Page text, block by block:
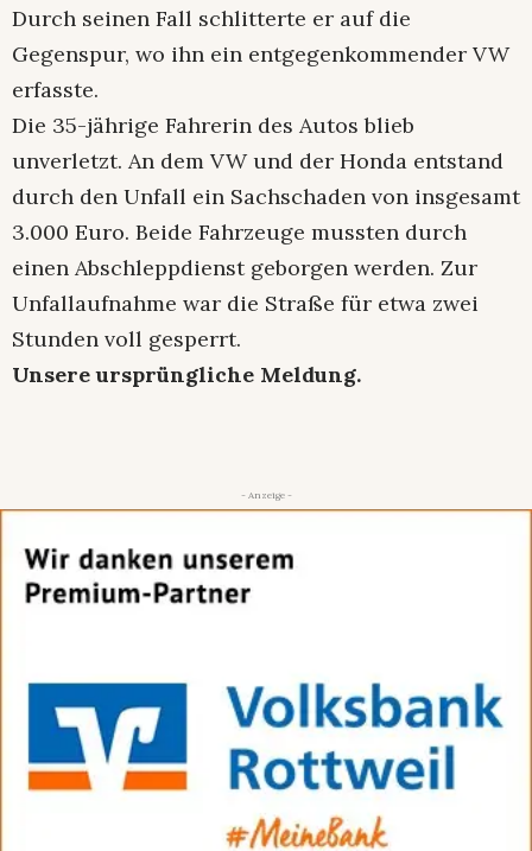
Durch seinen Fall schlitterte er auf die
Gegenspur, wo ihn ein entgegenkommender VW
erfasste.
Die 35-jährige Fahrerin des Autos blieb
unverletzt. An dem VW und der Honda entstand
durch den Unfall ein Sachschaden von insgesamt
3.000 Euro. Beide Fahrzeuge mussten durch
einen Abschleppdienst geborgen werden. Zur
Unfallaufnahme war die Straße für etwa zwei
Stunden voll gesperrt.
Unsere ursprüngliche Meldung.
- Anzeige -